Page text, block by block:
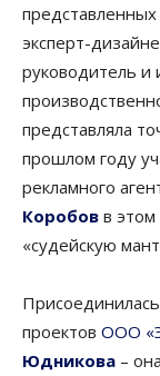
эксперт-
руководитель и
представляла
прошлом году
рекламного
Коробов в этом
«судейскую
проектов ООО
Юдникова –